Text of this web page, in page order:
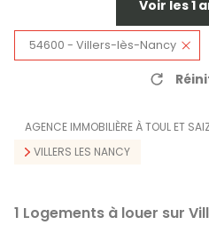
Voir les1
54600 - Villers-lès-Nancy
AGENCE IMMOBILIÈRE À TOUL ET
VILLERS LES NANCY
1 Logements à louer sur